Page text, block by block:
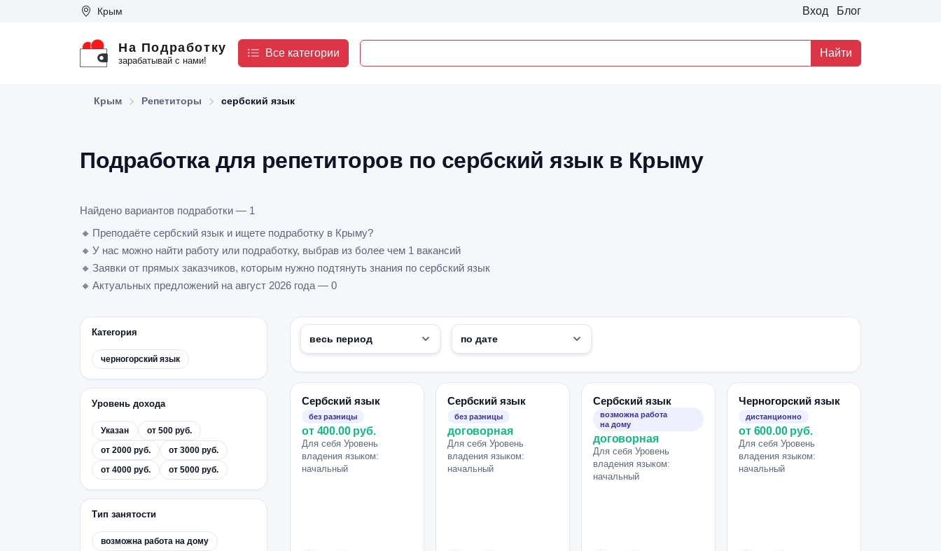
Крым Вход Блог
На Подработку
зарабатывай с нами!
Все категории Найти
Крым Репетиторы сербский язык
Подработка для репетиторов по сербский язык в Крыму
Найдено вариантов подработки — 1
🔸 Преподаёте сербский язык и ищете подработку в Крыму?
🔸 У нас можно найти работу или подработку, выбрав из более чем 1 вакансий
🔸 Заявки от прямых заказчиков, которым нужно подтянуть знания по сербский язык
🔸 Актуальных предложений на август 2026 года — 0
Категория
черногорский язык
Уровень дохода
Указан
от 500 руб.
от 2000 руб.
от 3000 руб.
от 4000 руб.
от 5000 руб.
Тип занятости
возможна работа на дому
Сербский язык
без разницы
от 400.00 руб.
Для себя Уровень
владения языком:
начальный
Сербский язык
без разницы
договорная
Для себя Уровень
владения языком:
начальный
Сербский язык
возможна работа
на дому
договорная
Для себя Уровень
владения языком:
начальный
Черногорский язык
дистанционно
от 600.00 руб.
Для себя Уровень
владения языком:
начальный